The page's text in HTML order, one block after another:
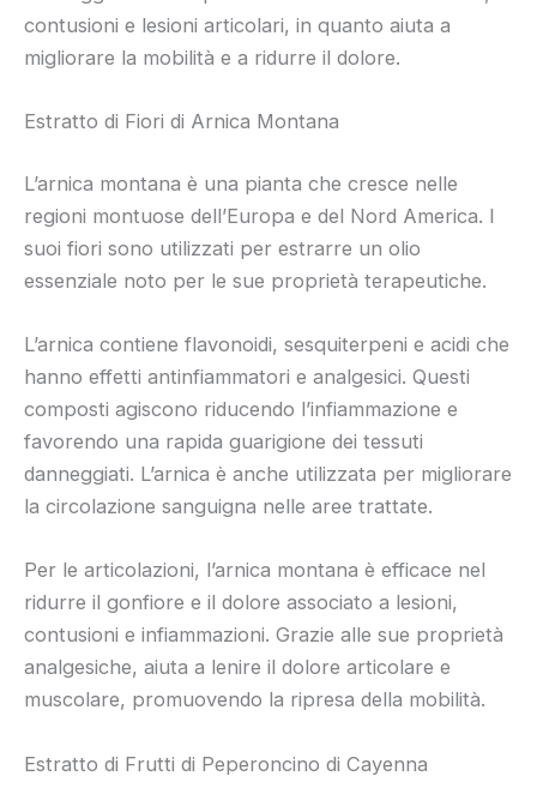
contusioni e lesioni articolari, in quanto aiuta a
migliorare la mobilità e a ridurre il dolore.
Estratto di Fiori di Arnica Montana
L’arnica montana è una pianta che cresce nelle
regioni montuose dell’Europa e del Nord America. I
suoi fiori sono utilizzati per estrarre un olio
essenziale noto per le sue proprietà terapeutiche.
L’arnica contiene flavonoidi, sesquiterpeni e acidi che
hanno effetti antinfiammatori e analgesici. Questi
composti agiscono riducendo l’infiammazione e
favorendo una rapida guarigione dei tessuti
danneggiati. L’arnica è anche utilizzata per migliorare
la circolazione sanguigna nelle aree trattate.
Per le articolazioni, l’arnica montana è efficace nel
ridurre il gonfiore e il dolore associato a lesioni,
contusioni e infiammazioni. Grazie alle sue proprietà
analgesiche, aiuta a lenire il dolore articolare e
muscolare, promuovendo la ripresa della mobilità.
Estratto di Frutti di Peperoncino di Cayenna